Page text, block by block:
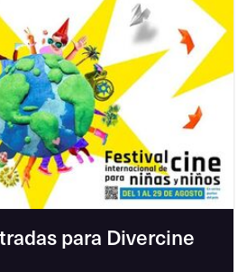
para Divercine